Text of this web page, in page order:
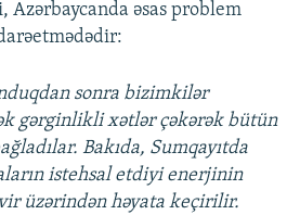
Azərbaycanda əsas problem
sonra bizimkilər
gərginlikli xətlər çəkərək bütün
Bakıda, Sumqayıtda
istehsal etdiyi enerjinin
üzərindən həyata keçirilir.